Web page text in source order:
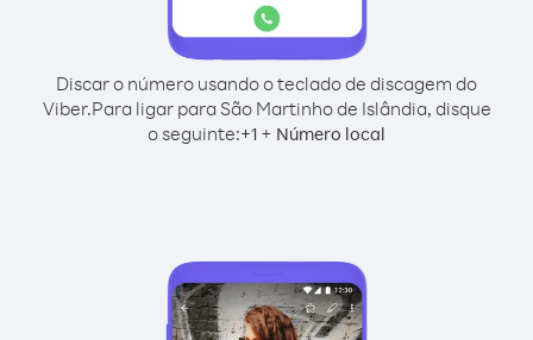
Discar o número usando o teclado de discagem do
Viber.Para ligar para São Martinho de Islândia, disque
o seguinte:+1 + Número local